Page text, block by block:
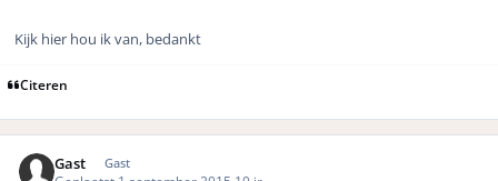
Kijk hier hou ik van, bedankt
Citeren
Gast Gast